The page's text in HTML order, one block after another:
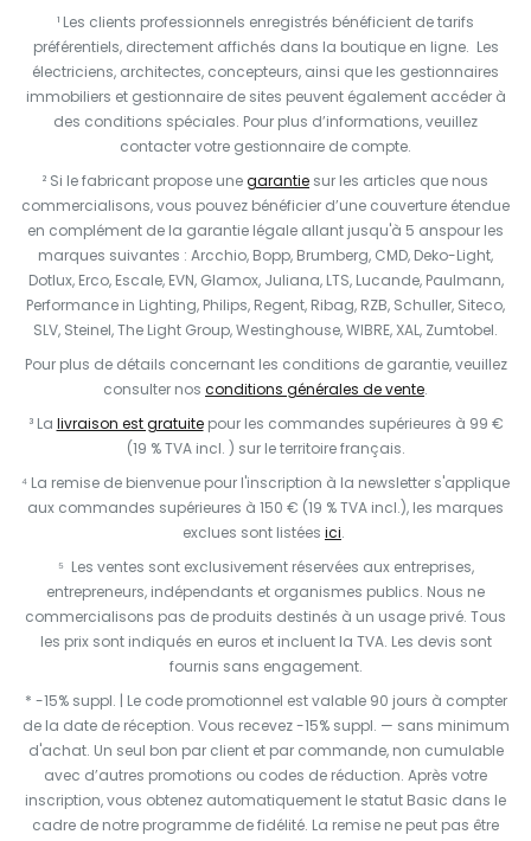
¹ Les clients professionnels enregistrés bénéficient de tarifs
préférentiels, directement affichés dans la boutique en ligne. Les
électriciens, architectes, concepteurs, ainsi que les gestionnaires
immobiliers et gestionnaire de sites peuvent également accéder à
des conditions spéciales. Pour plus d’informations, veuillez
contacter votre gestionnaire de compte.
² Si le fabricant propose unegarantie sur les articles que nous
commercialisons, vous pouvez bénéficier d’une couverture étendue
en complément de la garantie légale allant jusqu'à 5 anspour les
marques suivantes : Arcchio, Bopp, Brumberg, CMD, Deko-Light,
Dotlux, Erco, Escale, EVN, Glamox, Juliana, LTS, Lucande, Paulmann,
Performance in Lighting, Philips, Regent, Ribag, RZB, Schuller, Siteco,
SLV, Steinel, The Light Group, Westinghouse, WIBRE, XAL, Zumtobel.
Pour plus de détails concernant les conditions de garantie, veuillez
consulter nos conditions générales de vente.
³ La livraison est gratuitepour les commandes supérieures à 99 €
(19 % TVA incl. ) sur le territoire français.
⁴ La remise de bienvenue pour l'inscription à la newsletter s'applique
aux commandes supérieures à 150 € (19 % TVA incl.), les marques
exclues sont listées ici.
⁵ Les ventes sont exclusivement réservées aux entreprises,
entrepreneurs, indépendants et organismes publics. Nous ne
commercialisons pas de produits destinés à un usage privé. Tous
les prix sont indiqués en euros et incluent la TVA. Les devis sont
fournis sans engagement.
* -15% suppl. | Le code promotionnel est valable 90 jours à compter
de la date de réception. Vous recevez -15% suppl. — sans minimum
d'achat. Un seul bon par client et par commande, non cumulable
avec d’autres promotions ou codes de réduction. Après votre
inscription, vous obtenez automatiquement le statut Basic dans le
cadre de notre programme de fidélité. La remise ne peut pas être